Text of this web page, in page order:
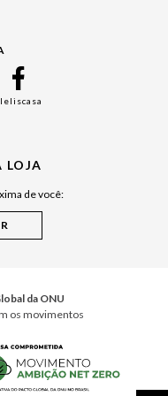
LOJA
de você:
da ONU
os movimentos